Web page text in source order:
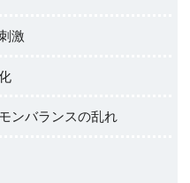
激
ンバランスの乱れ